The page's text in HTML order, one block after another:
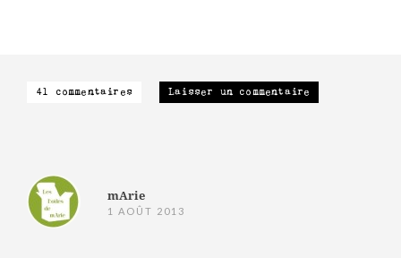
41 commentaires Laisser un commentaire
mArie
1 AOÛT 2013